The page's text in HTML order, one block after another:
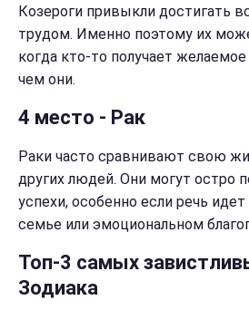
Козероги привыкли достигать
трудом. Именно поэтому их
когда кто-то получает
чем они.
4 место - Рак
Раки часто сравнивают свою
других людей. Они могут остро
успехи, особенно если речь
семье или эмоциональном
Топ-3 самых
Зодиака